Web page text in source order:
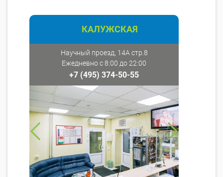
КАЛУЖСКАЯ
Научный проезд, 14А стр.8
Ежедневно с 8:00 до 22:00
+7 (495) 374-50-55